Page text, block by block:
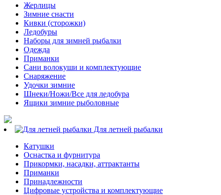
Жерлицы
Зимние снасти
Кивки (сторожки)
Ледобуры
Наборы для зимней рыбалки
Одежда
Приманки
Сани волокуши и комплектующие
Снаряжение
Удочки зимние
Шнеки/Ножи/Все для ледобура
Ящики зимние рыболовные
Для летней рыбалки
Катушки
Оснастка и фурнитура
Прикормки, насадки, аттрактанты
Приманки
Принадлежности
Цифровые устройства и комплектующие